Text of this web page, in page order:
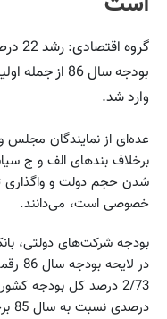
وارد شد.
عده‌ای از نمایندگان مجلس
شدن حجم دولت و
خصوصی است، می‌دانند.
بودجه شرکت‌های دولتی،
درصدی نسبت به سال 85 برخوردار است.